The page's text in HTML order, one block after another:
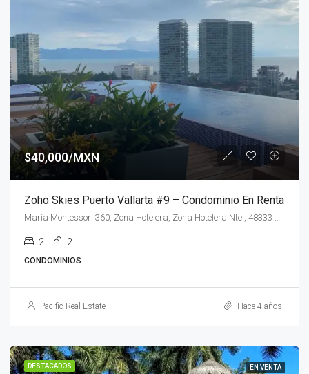
$40,000/MXN
Zoho Skies Puerto Vallarta #9 – Condominio En Renta
2 2
CONDOMINIOS
Pacific Real Estate Hace 4 años
DESTACADOS EN VENTA